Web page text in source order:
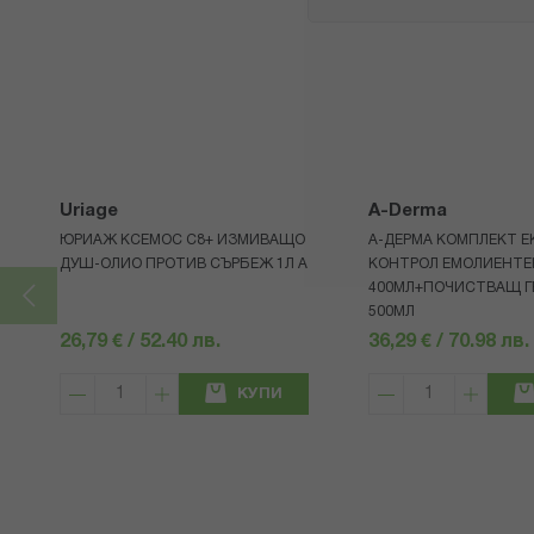
Uriage
ЮРИАЖ КСЕМОС С8+ ИЗМИВАЩО
ДУШ-ОЛИО ПРОТИВ СЪРБЕЖ 1Л A
26,79 € / 52.40 лв.
КУПИ
A-Derma
А-ДЕРМА КОМПЛЕКТ
КОНТРОЛ
400МЛ+ПОЧИСТВАЩ
500МЛ
36,29 € / 70.98 лв.